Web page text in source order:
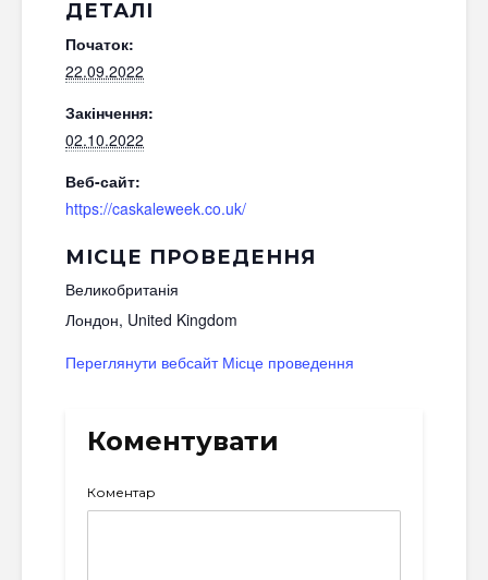
ДЕТАЛІ
Початок:
22.09.2022
Закінчення:
02.10.2022
Веб-сайт:
https://caskaleweek.co.uk/
МІСЦЕ ПРОВЕДЕННЯ
Великобританія
Лондон, United Kingdom
Переглянути вебсайт Місце проведення
Коментувати
Коментар